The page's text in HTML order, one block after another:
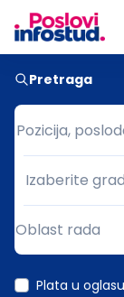
Pretraga
Pozicija,
Pozicija,
Grad
Izaberite grad
Oblast rada
Plata u oglasu